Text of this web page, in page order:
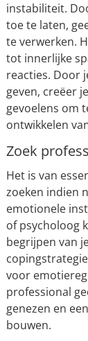
instabiliteit.
toe te laten,
te verwerken.
tot innerlijke
reacties. Door
geven, creëer
gevoelens om
ontwikkelen
Zoek
Het is van
zoeken indien
emotionele
of psycholoog
begrijpen van
voor
professional
genezen en
bouwen.